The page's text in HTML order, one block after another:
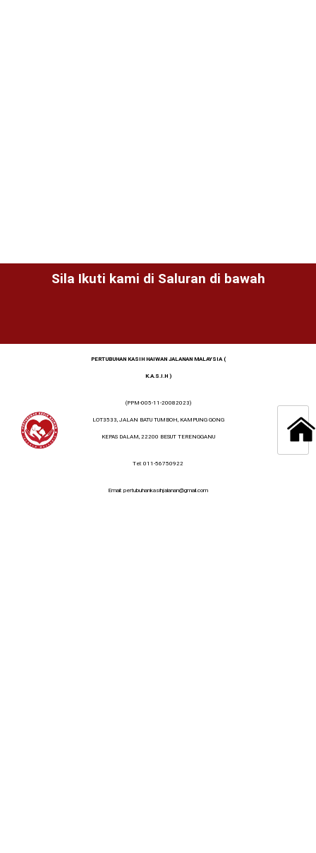
Sila Ikuti kami di Saluran di bawah
PERTUBUHAN KASIH HAIWAN JALANAN MALAYSIA (
K.A.S.I.H )
(PPM-005-11-20082023)
LOT3533, JALAN BATU TUMBOH, KAMPUNG GONG
KEPAS DALAM, 22200 BESUT TERENGGANU
Tel: 011-56750922
Email: pertubuhankasihjalanan@gmail.com